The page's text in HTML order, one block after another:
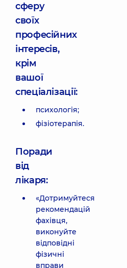
сферу
своїх
професійних
інтересів,
крім
вашої
спеціалізації:
психологія;
фізіотерапія.
Поради
від
лікаря:
«Дотримуйтеся
рекомендацій
фахівця,
виконуйте
відповідні
фізичні
вправи